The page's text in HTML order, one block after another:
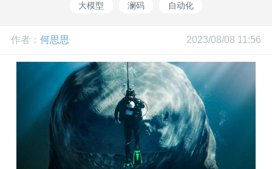
大模型 澜码 自动化
作者： 何思思 2023/08/08 11:56